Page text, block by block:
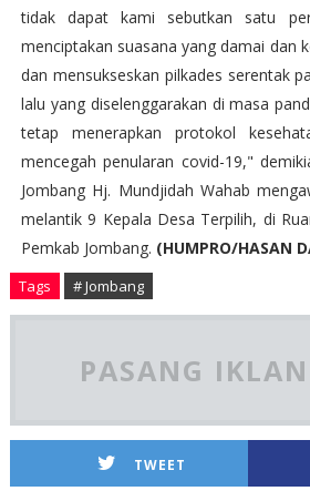
tidak dapat kami sebutkan satu
menciptakan suasana yang damai dan
dan mensukseskan pilkades serentak
lalu yang diselenggarakan di masa
tetap menerapkan protokol
mencegah penularan covid-19,"
Jombang Hj. Mundjidah Wahab
melantik 9 Kepala Desa Terpilih, di
Pemkab Jombang. (HUMPRO/HASAN
Tags # Jombang
PASANG
TWEET